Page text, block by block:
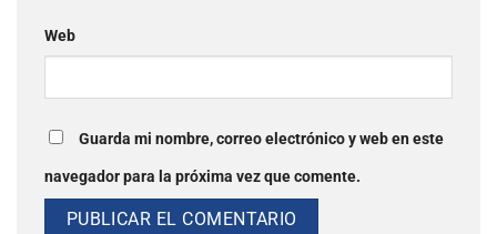
Web
Guarda mi nombre, correo electrónico y web en este
navegador para la próxima vez que comente.